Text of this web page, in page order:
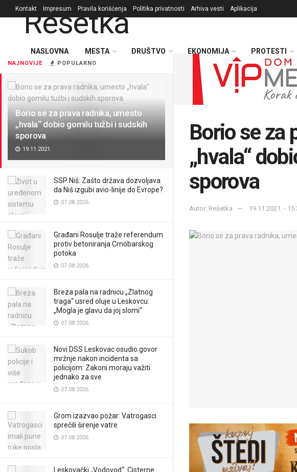
NAJNOVIJE POPULARNO
Borio se za prava radnika, umesto
„hvala“ dobio gomilu tužbi i sudskih
sporova
19.11.2021.
SSP Niš: Zašto država dozvoljava
da Niš izgubi avio-linije do Evrope?
07.08.2026.
Građani Rosulje traže referendum
protiv betoniranja Crnobarskog
potoka
07.08.2026.
Breza pala na radnicu „Zlatnog
traga“ usred oluje u Leskovcu:
„Mogla je glavu da joj slomi“
07.08.2026.
Novi DSS Leskovac osudio govor
mržnje nakon incidenta sa
policijom: Zakoni moraju važiti
jednako za sve
07.08.2026.
Grom izazvao požar: Vatrogasci
sprečili širenje vatre
07.08.2026.
Leskovački „Vodovod“: Cisterne
Kontakt Impresum Pravila korišćenja Politika privatnosti Arhiva vesti Aplikacija
NASLOVNA MESTA DRUŠTVO EKONOMIJA PROTESTI
Borio se za
„hvala“
sporova
Autor: Rešetka 19.11.2021. -